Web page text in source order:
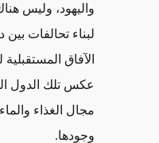
واليهود، وليس
لبناء تحالفات
الآفاق
عكس تلك الدول
مجال الغذاء
وجودها.